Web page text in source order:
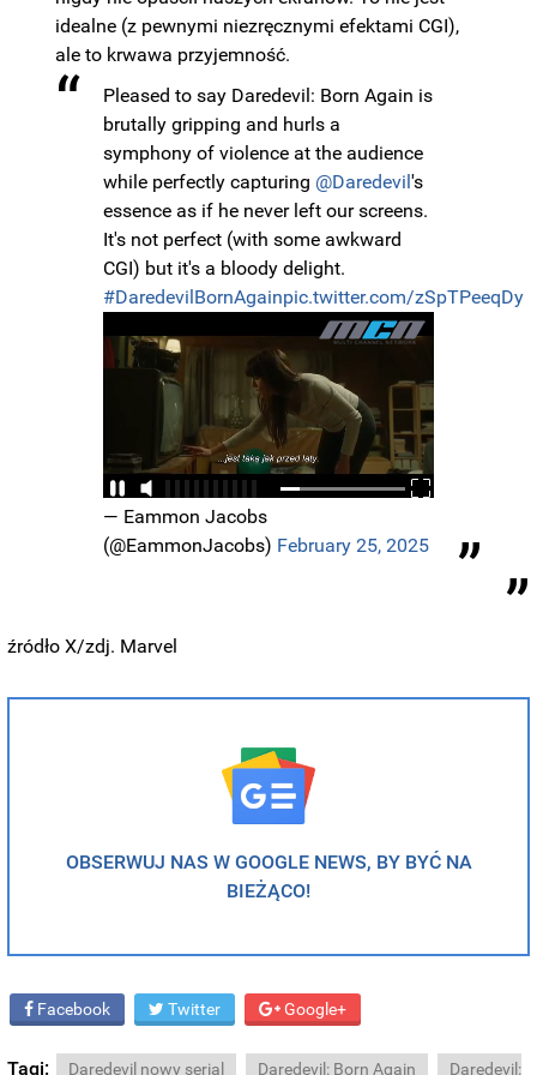
idealne (z pewnymi niezręcznymi efektami CGI),
ale to krwawa przyjemność.
Pleased to say Daredevil: Born Again is
brutally gripping and hurls a
symphony of violence at the audience
while perfectly capturing @Daredevil's
essence as if he never left our screens.
It's not perfect (with some awkward
CGI) but it's a bloody delight.
#DaredevilBornAgainpic.twitter.com/zSpTPeeqDy
— Eammon Jacobs
(@EammonJacobs) February 25, 2025
źródło X/zdj. Marvel
OBSERWUJ NAS W GOOGLE NEWS, BY BYĆ NA
BIEŻĄCO!
Facebook Twitter Google+
Tagi: Daredevil nowy serial Daredevil: Born Again
Daredevil: